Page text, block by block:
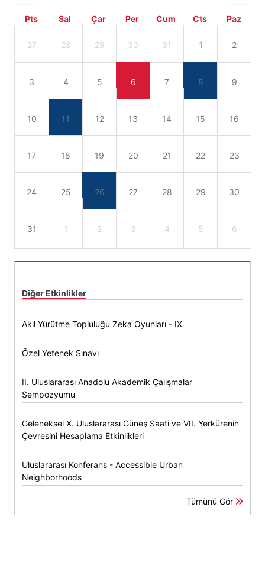
Pts Sal Çar Per Cum Cts Paz
27 28 29 30 31 1 2
3 4 5 6 7 8 9
10 11 12 13 14 15 16
17 18 19 20 21 22 23
24 25 26 27 28 29 30
31 1 2 3 4 5 6
Diğer Etkinlikler
Akıl Yürütme Topluluğu Zeka Oyunları - IX
Özel Yetenek Sınavı
II. Uluslararası Anadolu Akademik Çalışmalar
Sempozyumu
Geleneksel X. Uluslararası Güneş Saati ve VII. Yerkürenin
Çevresini Hesaplama Etkinlikleri
Uluslararası Konferans - Accessible Urban
Neighborhoods
Tümünü Gör